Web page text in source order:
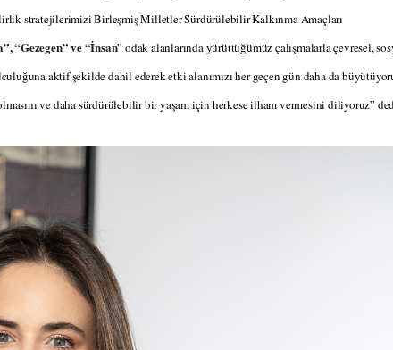
stratejilerimizi Birleşmiş Milletler Sürdürülebilir Kalkınma Amaçları
“Gezegen” ve “İnsan” odak alanlarında yürüttüğümüz çalışmalarla çevresel,
aktif şekilde dahil ederek etki alanımızı her geçen gün daha da
ve daha sürdürülebilir bir yaşam için herkese ilham vermesini diliyoruz”